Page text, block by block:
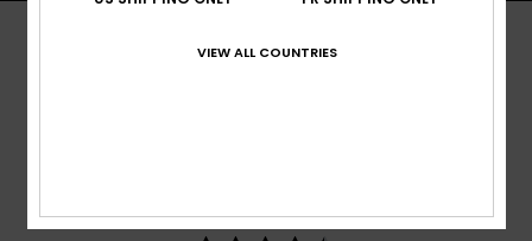
4.7/5
VIEW ALL COUNTRIES